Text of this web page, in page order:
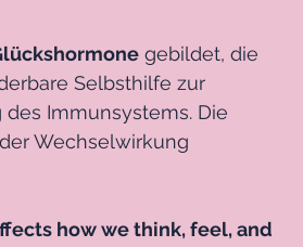
gebildet, die
Selbsthilfe zur
Immunsystems. Die
Wechselwirkung
how we think, feel, and